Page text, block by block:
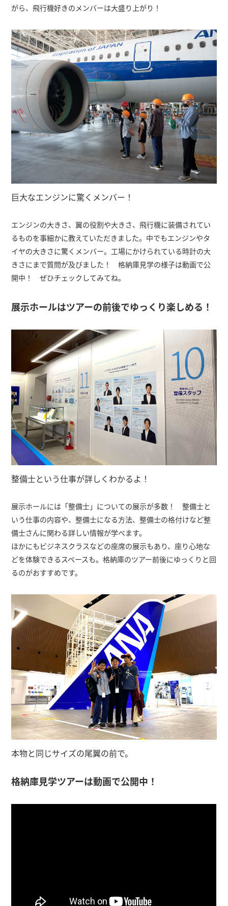
がら、飛行機好きのメンバーは大盛り上がり！
巨大なエンジンに驚くメンバー！
エンジンの大きさ、翼の役割や大きさ、飛行機に装備されてい
るものを事細かに教えていただきました。中でもエンジンやタ
イヤの大きさに驚くメンバー。工場にかけられている時計の大
きさにまで質問が及びました！ 格納庫見学の様子は動画で公
開中！ ぜひチェックしてみてね。
展示ホールはツアーの前後でゆっくり楽しめる！
整備士という仕事が詳しくわかるよ！
展示ホールには「整備士」についての展示が多数！ 整備士と
いう仕事の内容や、整備士になる方法、整備士の格付けなど整
備士さんに関わる詳しい情報が学べます。
ほかにもビジネスクラスなどの座席の展示もあり、座り心地な
どを体験できるスペースも。格納庫のツアー前後にゆっくりと回
るのがおすすめです。
本物と同じサイズの尾翼の前で。
格納庫見学ツアーは動画で公開中！